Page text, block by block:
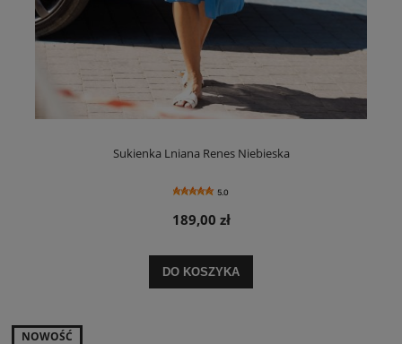
Sukienka Lniana Renes Niebieska
5.0
189,00 zł
DO KOSZYKA
NOWOŚĆ